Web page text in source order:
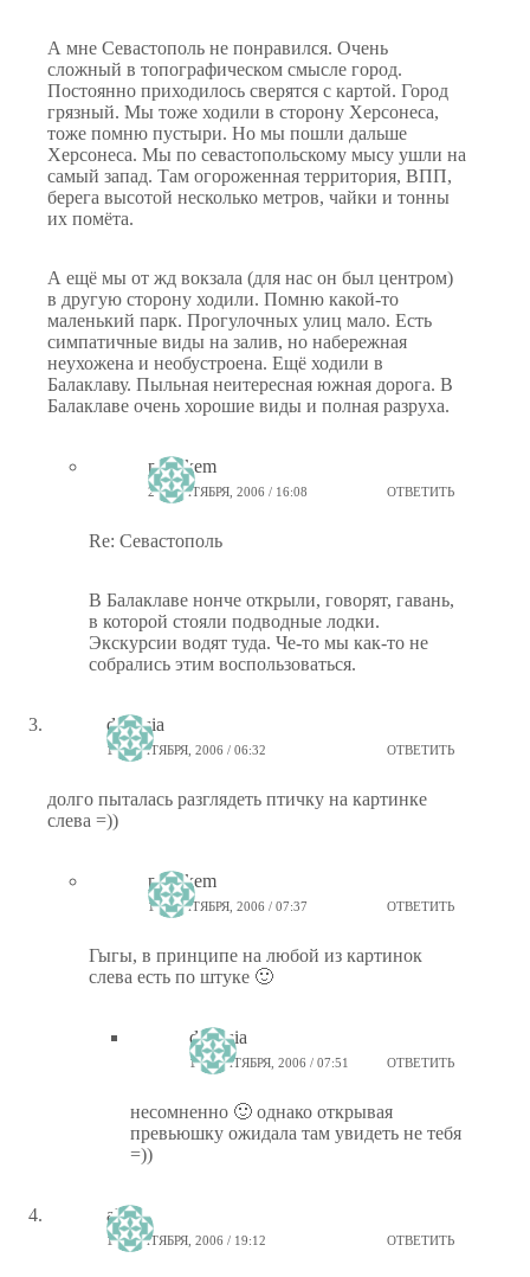
А мне Севастополь не понравился. Очень
сложный в топографическом смысле город.
Постоянно приходилось сверятся с картой. Город
грязный. Мы тоже ходили в сторону Херсонеса,
тоже помню пустыри. Но мы пошли дальше
Херсонеса. Мы по севастопольскому мысу ушли на
самый запад. Там огороженная территория, ВПП,
берега высотой несколько метров, чайки и тонны
их помёта.
А ещё мы от жд вокзала (для нас он был центром)
в другую сторону ходили. Помню какой-то
маленький парк. Прогулочных улиц мало. Есть
симпатичные виды на залив, но набережная
неухожена и необустроена. Ещё ходили в
Балаклаву. Пыльная неитересная южная дорога. В
Балаклаве очень хорошие виды и полная разруха.
ptiz_kem
20 СЕНТЯБРЯ, 2006 / 16:08 ОТВЕТИТЬ
Re: Севастополь
В Балаклаве нонче открыли, говорят, гавань,
в которой стояли подводные лодки.
Экскурсии водят туда. Че-то мы как-то не
собрались этим воспользоваться.
diversia
15 СЕНТЯБРЯ, 2006 / 06:32 ОТВЕТИТЬ
долго пыталась разглядеть птичку на картинке
слева =))
ptiz_kem
15 СЕНТЯБРЯ, 2006 / 07:37 ОТВЕТИТЬ
Гыгы, в принципе на любой из картинок
слева есть по штуке 🙂
diversia
15 СЕНТЯБРЯ, 2006 / 07:51 ОТВЕТИТЬ
несомненно 🙂 однако открывая
превьюшку ожидала там увидеть не тебя
=))
alnite
14 СЕНТЯБРЯ, 2006 / 19:12 ОТВЕТИТЬ